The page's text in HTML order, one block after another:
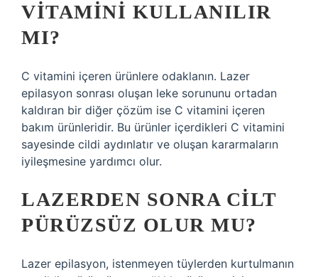
VITAMINI KULLANILIR
MI?
C vitamini içeren ürünlere odaklanın. Lazer
epilasyon sonrası oluşan leke sorununu ortadan
kaldıran bir diğer çözüm ise C vitamini içeren
bakım ürünleridir. Bu ürünler içerdikleri C vitamini
sayesinde cildi aydınlatır ve oluşan kararmaların
iyileşmesine yardımcı olur.
LAZERDEN SONRA CILT
PÜRÜZSÜZ OLUR MU?
Lazer epilasyon, istenmeyen tüylerden kurtulmanın